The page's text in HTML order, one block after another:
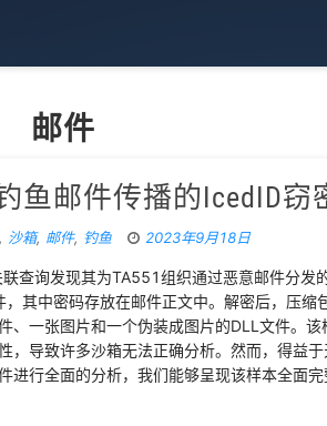
邮件
鱼邮件传播的IcedID窃
沙箱, 邮件, 钓鱼 2023年9月18日
查询发现其为TA551组织通过恶意邮件分发
其中密码存放在邮件正文中。解密后，压缩
、一张图片和一个伪装成图片的DLL文件。该
，导致许多沙箱无法正确分析。然而，得益
进行全面的分析，我们能够呈现该样本全面